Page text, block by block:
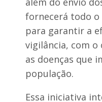
fornecerá todo
para garantir a
vigilância, com
as doenças que
população.
Essa iniciativa